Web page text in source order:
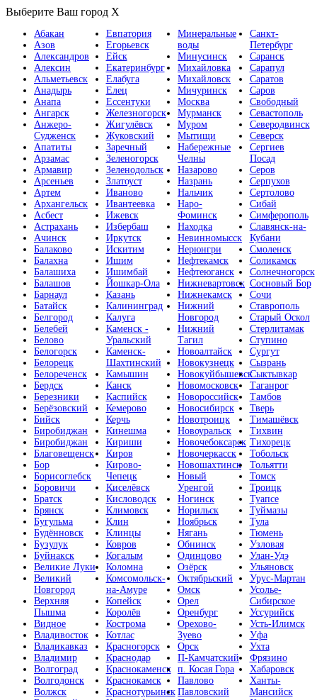
Выберите Ваш город X
Абакан
Азов
Александров
Алексин
Альметьевск
Анадырь
Анапа
Ангарск
Анжеро-
Судженск
Апатиты
Арзамас
Армавир
Арсеньев
Артем
Архангельск
Асбест
Астрахань
Ачинск
Балаково
Балахна
Балашиха
Балашов
Барнаул
Батайск
Белгород
Белебей
Белово
Белогорск
Белорецк
Белореченск
Бердск
Березники
Берёзовский
Бийск
Биробиджан
Биробиджан
Благовещенск
Бор
Борисоглебск
Боровичи
Братск
Брянск
Бугульма
Будённовск
Бузулук
Буйнакск
Великие Луки
Великий
Новгород
Верхняя
Пышма
Видное
Владивосток
Владикавказ
Владимир
Волгоград
Волгодонск
Волжск
Евпатория
Егорьевск
Ейск
Екатеринбург
Елабуга
Елец
Ессентуки
Железногорск
Жигулёвск
Жуковский
Заречный
Зеленогорск
Зеленодольск
Златоуст
Иваново
Ивантеевка
Ижевск
Избербаш
Иркутск
Искитим
Ишим
Ишимбай
Йошкар-Ола
Казань
Калининград
Калуга
Каменск -
Уральский
Каменск-
Шахтинский
Камышин
Канск
Каспийск
Кемерово
Керчь
Кинешма
Кириши
Киров
Кирово-
Чепецк
Киселёвск
Кисловодск
Климовск
Клин
Клинцы
Ковров
Когалым
Коломна
Комсомольск-
на-Амуре
Копейск
Королёв
Кострома
Котлас
Красногорск
Краснодар
Краснокаменск
Краснокамск
Краснотурьинск
Минеральные
воды
Минусинск
Михайловка
Михайловск
Мичуринск
Москва
Мурманск
Муром
Мытищи
Набережные
Челны
Назарово
Назрань
Нальчик
Наро-
Фоминск
Находка
Невинномысск
Нерюнгри
Нефтекамск
Нефтеюганск
Нижневартовск
Нижнекамск
Нижний
Новгород
Нижний
Тагил
Новоалтайск
Новокузнецк
Новокуйбышевск
Новомосковск
Новороссийск
Новосибирск
Новотроицк
Новоуральск
Новочебоксарск
Новочеркасск
Новошахтинск
Новый
Уренгой
Ногинск
Норильск
Ноябрьск
Нягань
Обнинск
Одинцово
Озёрск
Октябрьский
Омск
Орел
Оренбург
Орехово-
Зуево
Орск
П-Камчатский
п. Косая Гора
Павлово
Павловский
Санкт-
Петербург
Саранск
Сарапул
Саратов
Саров
Свободный
Севастополь
Северодвинск
Северск
Сергиев
Посад
Серов
Серпухов
Сертолово
Сибай
Симферополь
Славянск-на-
Кубани
Смоленск
Соликамск
Солнечногорск
Сосновый Бор
Сочи
Ставрополь
Старый Оскол
Стерлитамак
Ступино
Сургут
Сызрань
Сыктывкар
Таганрог
Тамбов
Тверь
Тимашёвск
Тихвин
Тихорецк
Тобольск
Тольятти
Томск
Троицк
Туапсе
Туймазы
Тула
Тюмень
Узловая
Улан-Удэ
Ульяновск
Урус-Мартан
Усолье-
Сибирское
Уссурийск
Усть-Илимск
Уфа
Ухта
Фрязино
Хабаровск
Ханты-
Мансийск